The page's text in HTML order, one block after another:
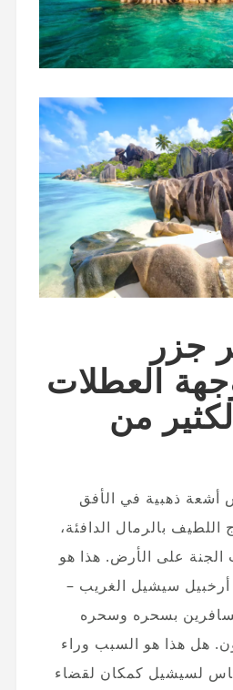
جزر
العطلات
من
ذهبية في الأفق
بالرمال الدافئة،
على الأرض. هذا هو
أرخبيل سيشيل الغريب –
بسحره وسحره
هل هذا هو السبب وراء
لسيشيل كمكان لقضاء